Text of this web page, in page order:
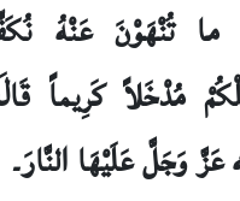
ما تُنْهَوْنَ عَنْهُ
مُدْخَلاً كَرِيماً
وَجَلَّ عَلَيْهَا النَّارَ۔